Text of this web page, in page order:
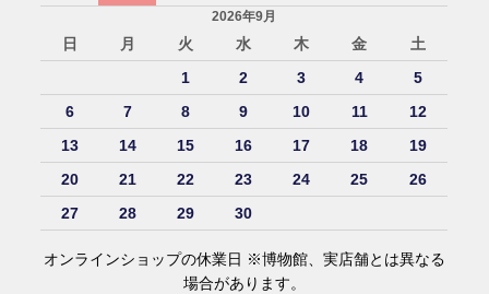
2026年9月
日 月 火 水 木 金
土
1
2 3 4
5
6
7 8 9 10 11
12
13
14 15 16 17 18
19
20
21 22 23 24 25
26
27
28 29 30
オンラインショップの休業日 ※博物館、実店舗とは異なる
場合があります。